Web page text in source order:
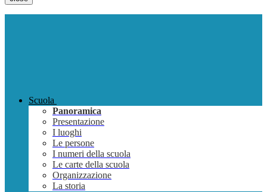
Scuola
Panoramica
Presentazione
I luoghi
Le persone
I numeri della scuola
Le carte della scuola
Organizzazione
La storia